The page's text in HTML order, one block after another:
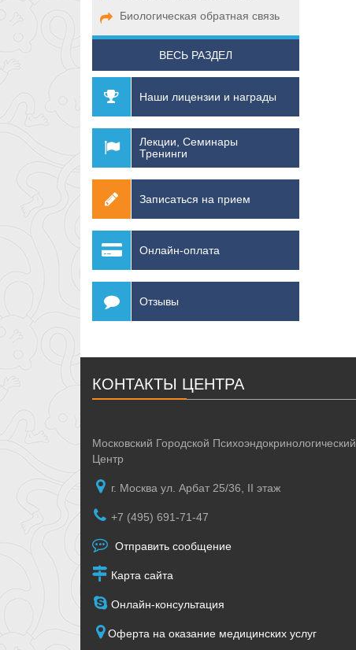
Биологическая обратная связь
ВЕСЬ РАЗДЕЛ
Наши лицензии и награды
Лекции, Семинары
Тренинги
Записаться на прием
Онлайн-оплата
Отзывы
КОНТАКТЫ ЦЕНТРА
Московский Городской Психоэндокринологический
Центр
г. Москва ул. Арбат 25/36, II этаж
+7 (495) 691-71-47
Отправить сообщение
Карта сайта
Онлайн-консультация
Оферта на оказание медицинских услуг